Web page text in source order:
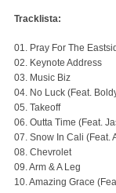
Tracklista:
01. Pray For The
02. Keynote Address
03. Music Biz
04. No Luck (Feat.
05. Takeoff
06. Outta Time (Feat.
07. Snow In Cali (Feat.
08. Chevrolet
09. Arm & A Leg
10. Amazing Grace